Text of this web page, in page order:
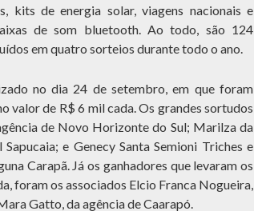
kits de energia solar, viagens nacionais e
de som bluetooth. Ao todo, são 124
em quatro sorteios durante todo o ano.
no dia 24 de setembro, em que foram
valor de R$ 6 mil cada. Os grandes sortudos
de Novo Horizonte do Sul; Marilza da
e Genecy Santa Semioni Triches e
Carapã. Já os ganhadores que levaram os
foram os associados Elcio Franca Nogueira,
Gatto, da agência de Caarapó.